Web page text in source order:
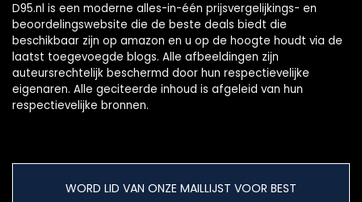
D95.nl is een moderne alles-in-één prijsvergelijkings- en
beoordelingswebsite die de beste deals biedt die
beschikbaar zijn op amazon en u op de hoogte houdt via de
laatst toegevoegde blogs. Alle afbeeldingen zijn
auteursrechtelijk beschermd door hun respectievelijke
eigenaren. Alle geciteerde inhoud is afgeleid van hun
respectievelijke bronnen.
WORD LID VAN ONZE MAILLIJST VOOR BEST